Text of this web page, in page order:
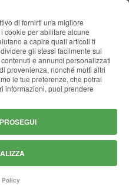
di fornirti una migliore
cookie per abilitare alcune
a capire quali articoli ti
gli stessi facilmente sui
e annunci personalizzati
provenienza, nonché molti altri
le tue preferenze, che potrai
informazioni, puoi prendere
Policy